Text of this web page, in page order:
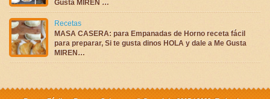
Gusta MIREN …
Recetas
MASA CASERA: para Empanadas de Horno receta fácil
para preparar, Si te gusta dinos HOLA y dale a Me Gusta
MIREN…